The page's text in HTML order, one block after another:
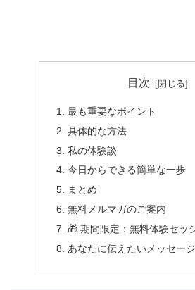
目次
最も重要なポイント
具体的な方法
私の体験談
今日からできる簡単な一歩
まとめ
無料メルマガのご案内
🎁 期間限定：無料体験セッ
あなたに伝えたいメッセージ